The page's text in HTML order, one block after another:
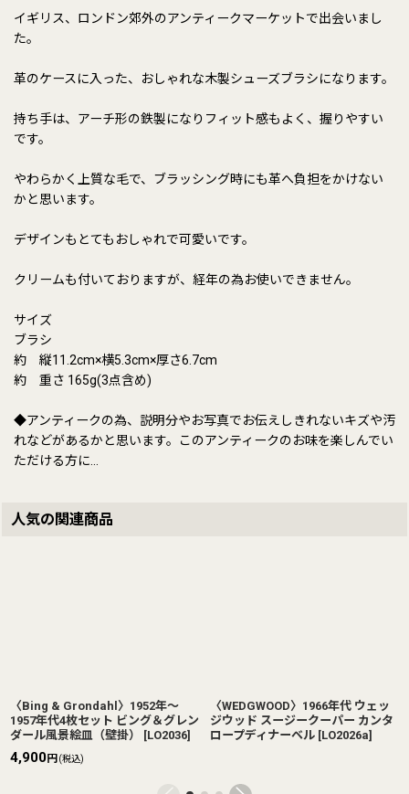
イギリス、ロンドン郊外のアンティークマーケットで出会いまし
た。
革のケースに入った、おしゃれな木製シューズブラシになります。
持ち手は、アーチ形の鉄製になりフィット感もよく、握りやすい
です。
やわらかく上質な毛で、ブラッシング時にも革へ負担をかけない
かと思います。
デザインもとてもおしゃれで可愛いです。
クリームも付いておりますが、経年の為お使いできません。
サイズ
ブラシ
約 縦11.2cm×横5.3cm×厚さ6.7cm
約 重さ 165g(3点含め)
◆アンティークの為、説明分やお写真でお伝えしきれないキズや汚
れなどがあるかと思います。このアンティークのお味を楽しんでい
ただける方に…
人気の関連商品
〈Bing & Grondahl〉1952年〜
1957年代4枚セット ビング＆グレン
ダール風景絵皿（壁掛）
[LO2036]
4,900円 (税込)
〈WEDGWOOD〉1966年代 ウェッ
ジウッド スージークーパー カンタ
ロープディナーベル [LO2026a]